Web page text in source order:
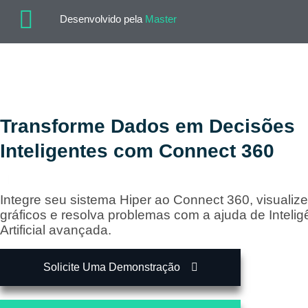
Desenvolvido pela Master
Transforme Dados em Decisões
Inteligentes com Connect 360
Integre seu sistema Hiper ao Connect 360, visualize
gráficos e resolva problemas com a ajuda de
Artificial avançada.
Solicite Uma Demonstração